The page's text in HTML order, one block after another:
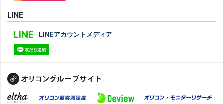
LINE
LINEアカウントメディア